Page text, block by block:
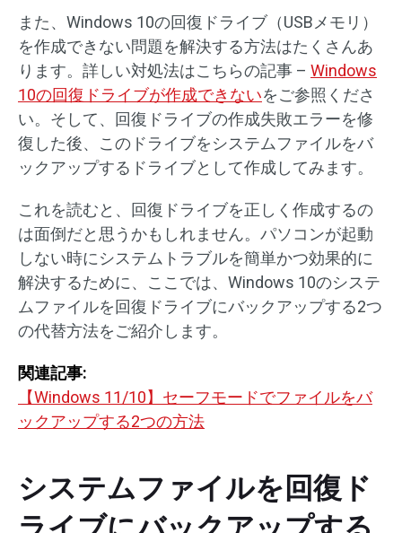
また、Windows 10の回復ドライブ（USBメモリ）
を作成できない問題を解決する方法はたくさんあ
ります。詳しい対処法はこちらの記事 – Windows
10の回復ドライブが作成できないをご参照くださ
い。そして、回復ドライブの作成失敗エラーを修
復した後、このドライブをシステムファイルをバ
ックアップするドライブとして作成してみます。
これを読むと、回復ドライブを正しく作成するの
は面倒だと思うかもしれません。パソコンが起動
しない時にシステムトラブルを簡単かつ効果的に
解決するために、ここでは、Windows 10のシステ
ムファイルを回復ドライブにバックアップする2つ
の代替方法をご紹介します。
関連記事:
【Windows 11/10】セーフモードでファイルをバ
ックアップする2つの方法
システムファイルを回復ド